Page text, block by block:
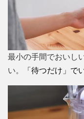
最小の手間でおいし
い。
「待つだけ」で